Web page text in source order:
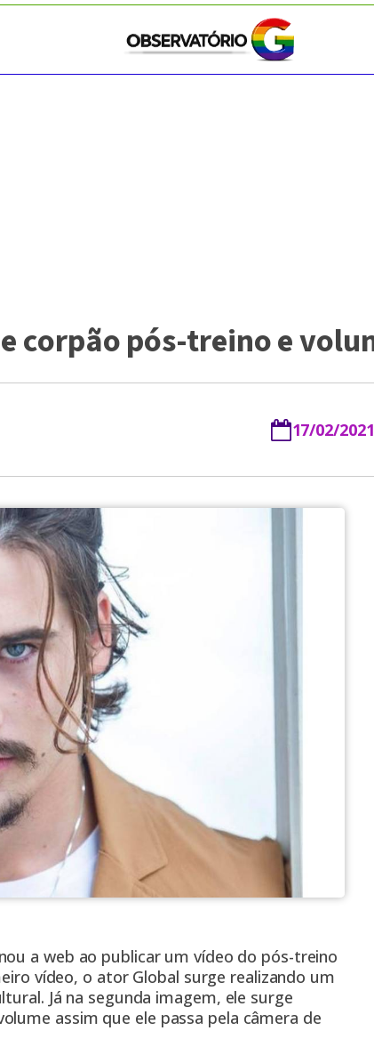
corpão pós-treino e
17/02/
a web ao publicar um vídeo do pós-treino
vídeo, o ator Global surge realizando um
Já na segunda imagem, ele surge
assim que ele passa pela câmera de